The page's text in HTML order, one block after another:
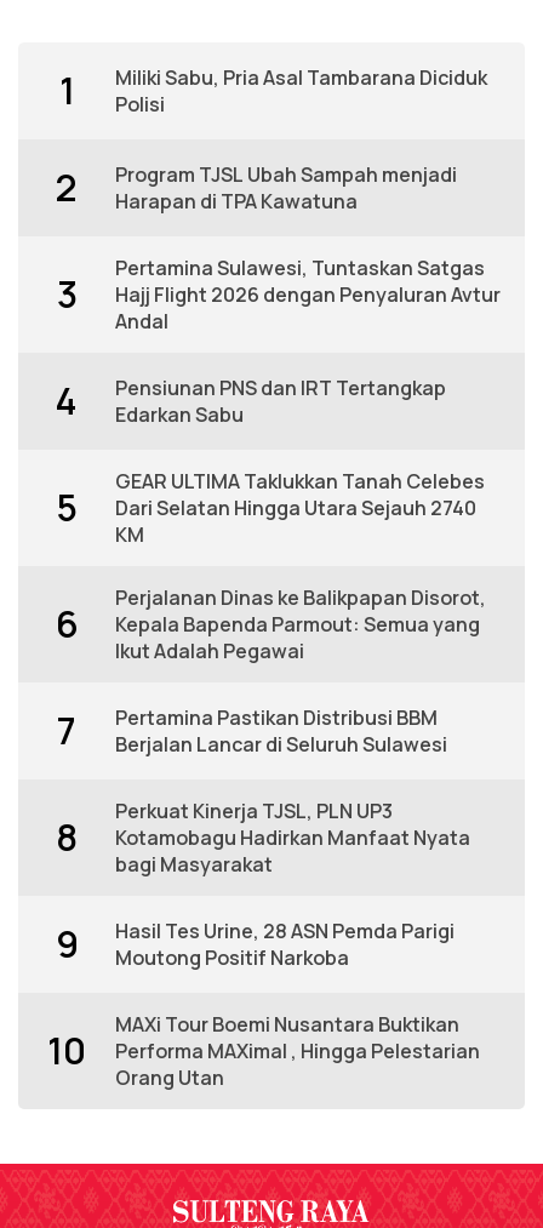
1
Miliki Sabu, Pria Asal Tambarana Diciduk
Polisi
2
Program TJSL Ubah Sampah menjadi
Harapan di TPA Kawatuna
3
Pertamina Sulawesi, Tuntaskan Satgas
Hajj Flight 2026 dengan Penyaluran Avtur
Andal
4
Pensiunan PNS dan IRT Tertangkap
Edarkan Sabu
5
GEAR ULTIMA Taklukkan Tanah Celebes
Dari Selatan Hingga Utara Sejauh 2740
KM
6
Perjalanan Dinas ke Balikpapan Disorot,
Kepala Bapenda Parmout: Semua yang
Ikut Adalah Pegawai
7
Pertamina Pastikan Distribusi BBM
Berjalan Lancar di Seluruh Sulawesi
8
Perkuat Kinerja TJSL, PLN UP3
Kotamobagu Hadirkan Manfaat Nyata
bagi Masyarakat
9
Hasil Tes Urine, 28 ASN Pemda Parigi
Moutong Positif Narkoba
10
MAXi Tour Boemi Nusantara Buktikan
Performa MAXimal , Hingga Pelestarian
Orang Utan